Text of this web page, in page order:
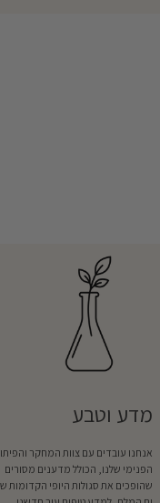
מדע וטבע
אנחנו עובדים עם צוות המחקר
הפנימי שלנו, הכולל מדענים מסורים
שהופכים את סגולות היופי הקדומות